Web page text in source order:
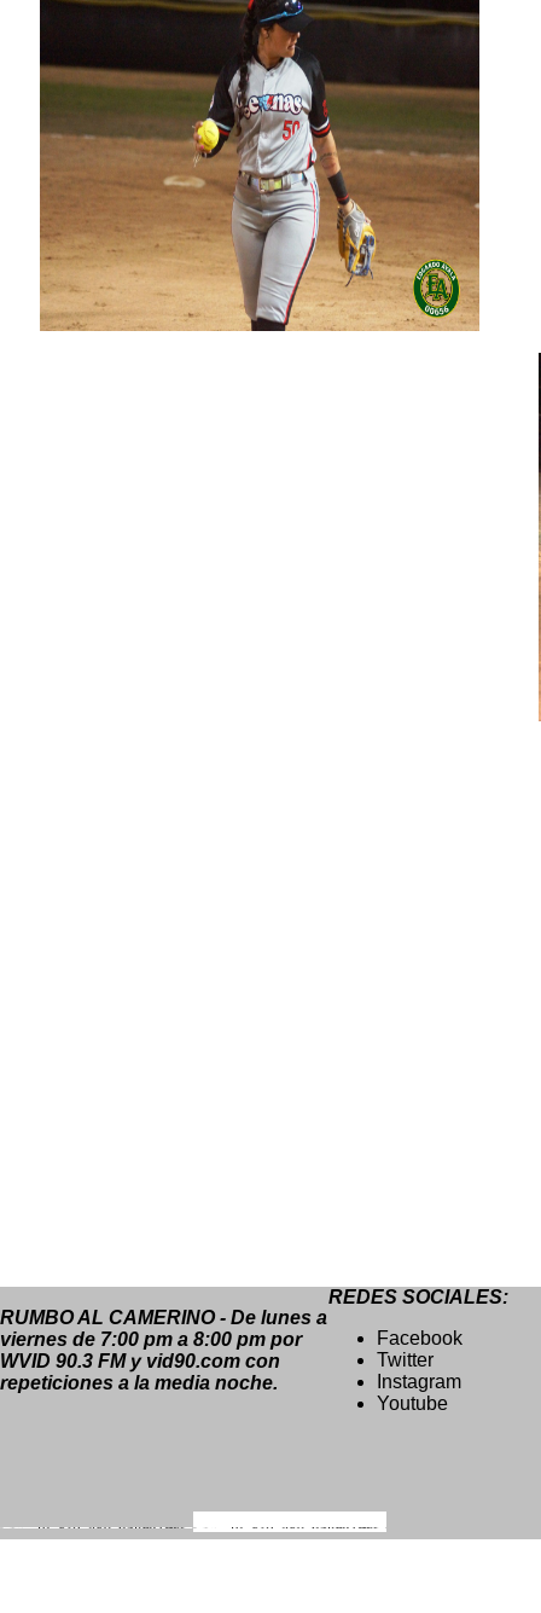
RUMBO AL CAMERINO - De lunes a
viernes de 7:00 pm a 8:00 pm por
WVID 90.3 FM y vid90.com con
repeticiones a la media noche.
REDES SOCIALES:
Facebook
Twitter
Instagram
Youtube